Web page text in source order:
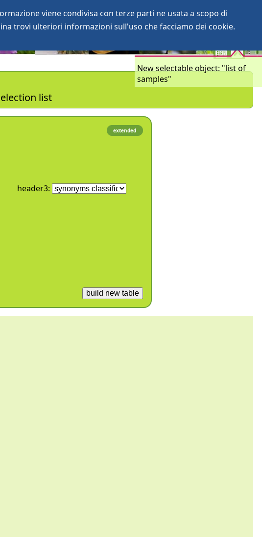
viene condivisa con terze parti ne usata a scopo di
trovi ulteriori informazioni sull'uso che facciamo dei cookie.
login
anArchive
New selectable object: "list of
samples"
list
extended
header3: